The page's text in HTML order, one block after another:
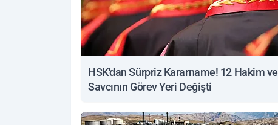
HSK'dan Sürpriz Kararname! 12 Hakim ve
Savcının Görev Yeri Değişti